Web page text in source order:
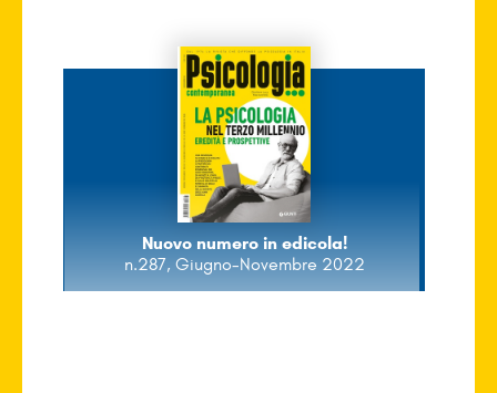
Nuovo numero in edicola!
n.287, Giugno-Novembre 2022